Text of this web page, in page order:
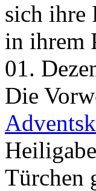
sich ihre
in ihrem
01.
Die
Türchen